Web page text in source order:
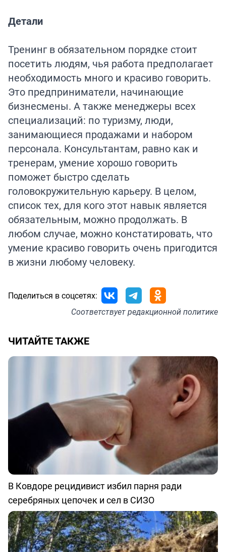
Детали
Тренинг в обязательном порядке стоит
посетить людям, чья работа предполагает
необходимость много и красиво говорить.
Это предприниматели, начинающие
бизнесмены. А также менеджеры всех
специализаций: по туризму, люди,
занимающиеся продажами и набором
персонала. Консультантам, равно как и
тренерам, умение хорошо говорить
поможет быстро сделать
головокружительную карьеру. В целом,
список тех, для кого этот навык является
обязательным, можно продолжать. В
любом случае, можно констатировать, что
умение красиво говорить очень пригодится
в жизни любому человеку.
Поделиться в соцсетях:
Соответствуетредакционной политике
ЧИТАЙТЕ ТАКЖЕ
В Ковдоре рецидивист избил парня ради
серебряных цепочек и сел в СИЗО